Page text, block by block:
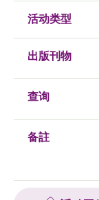
活动类型
出版刊物
查询
备註